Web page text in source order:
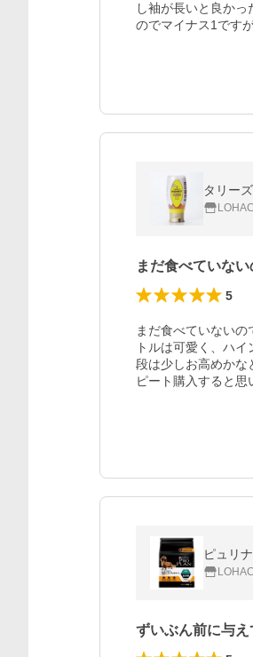
し袖が長いと良か
のでマイナス1です
タリー
まだ食べていな
5
まだ食べていない
トルは可愛く、ハ
段は少しお高めかな
ピート購入すると思
ピュリ
ずいぶん前に与